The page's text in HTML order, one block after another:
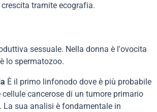
tramite ecografia.
sessuale. Nella donna è l'ovocita
lo spermatozoo.
È il primo linfonodo dove è più probabile
cancerose di un tumore primario
La sua analisi è fondamentale in